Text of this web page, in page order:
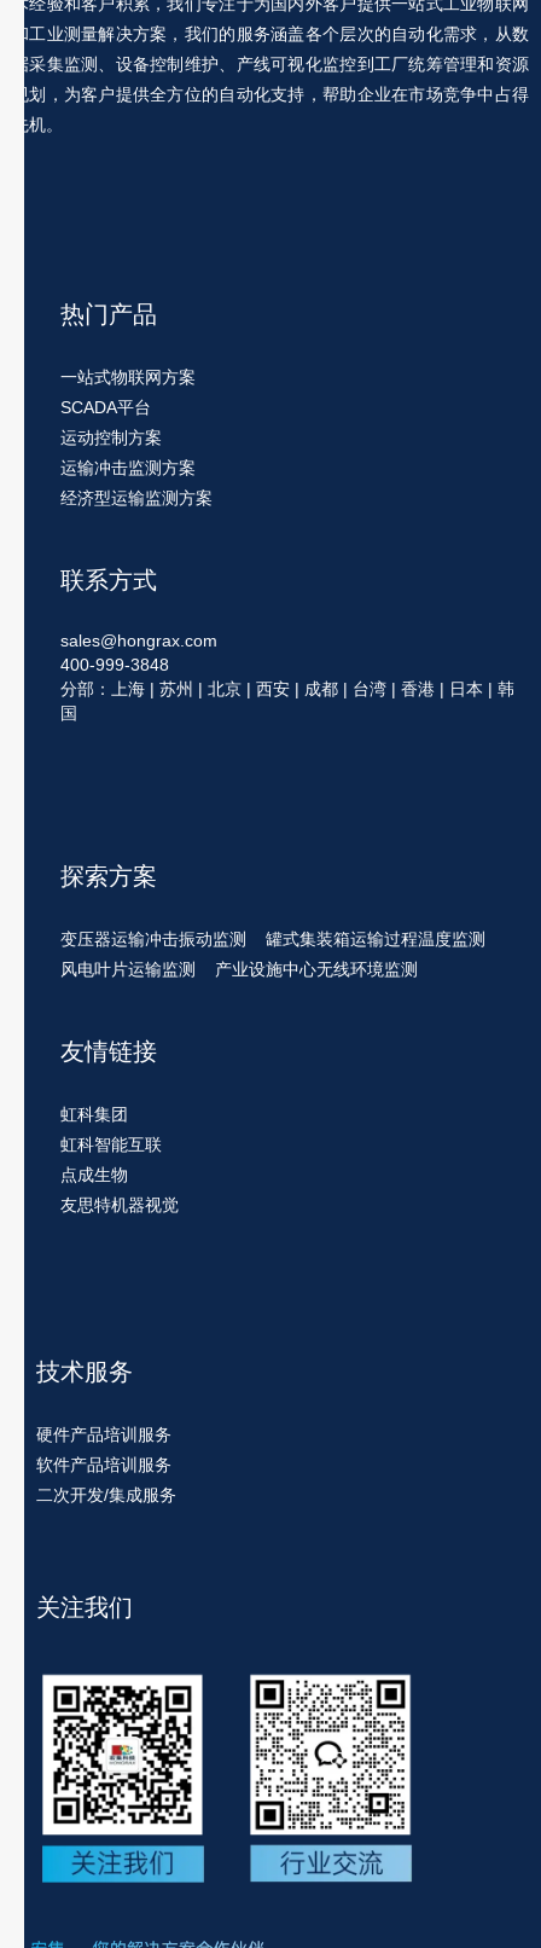
和工业测量解决方案，我们的服务涵盖各个层次的自动化需求，从数
据采集监测、设备控制维护、产线可视化监控到工厂统筹管理和资源
规划，为客户提供全方位的自动化支持，帮助企业在市场竞争中占得
先机。
热门产品
一站式物联网方案
SCADA平台
运动控制方案
运输冲击监测方案
经济型运输监测方案
联系方式
sales@hongrax.com
400-999-3848
分部：上海 | 苏州 | 北京 | 西安 | 成都 | 台湾 | 香港 | 日本 | 韩
国
探索方案
变压器运输冲击振动监测
罐式集装箱运输过程温度监测
风电叶片运输监测
产业设施中心无线环境监测
友情链接
虹科集团
虹科智能互联
点成生物
友思特机器视觉
技术服务
硬件产品培训服务
软件产品培训服务
二次开发/集成服务
关注我们